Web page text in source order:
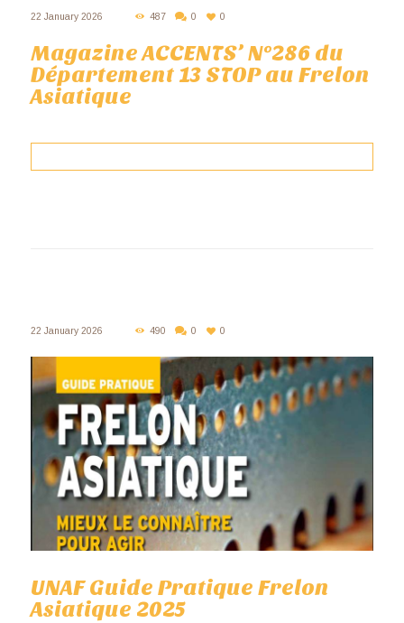
22 January 2026 487 0 0
Magazine ACCENTS’ N°286 du
Département 13 STOP au Frelon
Asiatique
22 January 2026 490 0 0
UNAF Guide Pratique Frelon
Asiatique 2025